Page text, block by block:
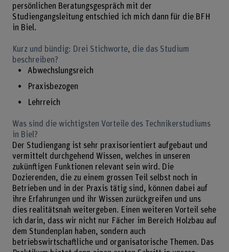
persönlichen Beratungsgespräch mit der
Studiengangsleitung entschied ich mich dann für die BFH
in Biel.
Kurz und bündig: Drei Stichworte, die das Studium
beschreiben?
Abwechslungsreich
Praxisbezogen
Lehrreich
Was sind die wichtigsten Vorteile des Technikerstudiums
in Biel?
Der Studiengang ist sehr praxisorientiert aufgebaut und
vermittelt durchgehend Wissen, welches in unseren
zukünftigen Funktionen relevant sein wird. Die
Dozierenden, die zu einem grossen Teil selbst noch in
Betrieben und in der Praxis tätig sind, können dabei auf
ihre Erfahrungen und ihr Wissen zurückgreifen und uns
dies realitätsnah weitergeben. Einen weiteren Vorteil sehe
ich darin, dass wir nicht nur Fächer im Bereich Holzbau auf
dem Stundenplan haben, sondern auch
betriebswirtschaftliche und organisatorische Themen. Das